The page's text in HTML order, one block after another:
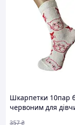
Шкарпетки 10пар
червоним для
357₴